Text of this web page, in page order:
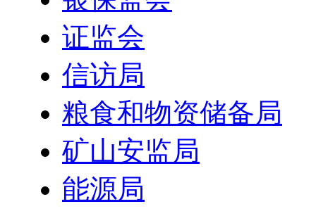
证监会
信访局
粮食和物资储备局
矿山安监局
能源局